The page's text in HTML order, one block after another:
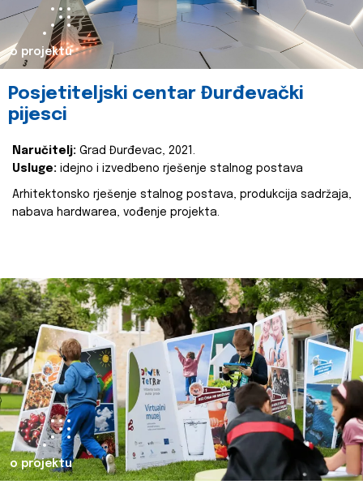
o projektu
Posjetiteljski centar Đurđevački
pijesci
Naručitelj: Grad Đurđevac, 2021.
Usluge: idejno i izvedbeno rješenje stalnog postava
Arhitektonsko rješenje stalnog postava, produkcija sadržaja,
nabava hardwarea, vođenje projekta.
o projektu